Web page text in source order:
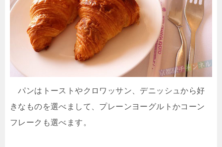
パンはトーストやクロワッサン、デニッシュから好
きなものを選べまして、プレーンヨーグルトかコーン
フレークも選べます。